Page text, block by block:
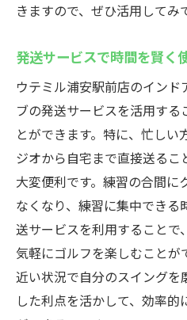
きますので、ぜひ活用してみ
発送サービスで時間を賢く
ウテミル浦安駅前店のイン
ブの発送サービスを活用する
とができます。特に、忙しい
ジオから自宅まで直接送る
大変便利です。練習の合間に
なくなり、練習に集中できる
送サービスを利用することで
気軽にゴルフを楽しむことが
近い状況で自分のスイングを
した利点を活かして、効率的